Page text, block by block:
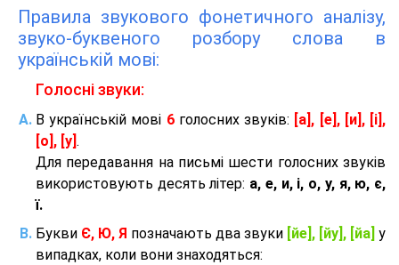
Правила звукового фонетичного аналізу,
звуко-буквеного розбору слова в
українській мові:
Голосні звуки:
В українській мові 6голосних звуків:
[а], [е], [и], [і],
[о], [у] .
Для передавання на письмі шести голосних звуків
використовують десять літер: а, е, и, і, о, у, я, ю, є,
ї.
Букви Є, Ю, Я позначають два звуки [йе], [йу], [йа] у
випадках, коли вони знаходяться: